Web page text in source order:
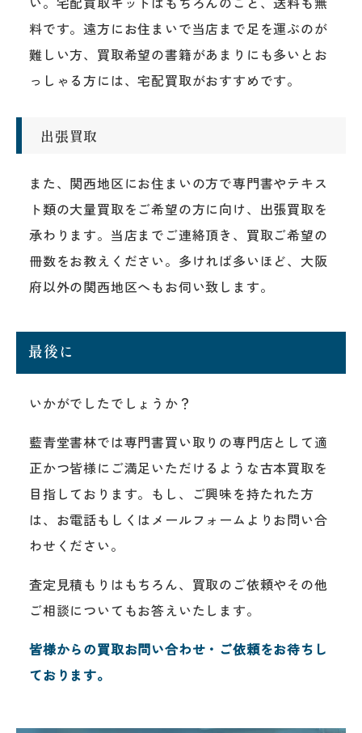
料です。遠方にお住まいで当店まで足を運ぶのが
難しい方、買取希望の書籍があまりにも多いとお
っしゃる方には、宅配買取がおすすめです。
出張買取
また、関西地区にお住まいの方で専門書やテキス
ト類の大量買取をご希望の方に向け、出張買取を
承わります。当店までご連絡頂き、買取ご希望の
冊数をお教えください。多ければ多いほど、大阪
府以外の関西地区へもお伺い致します。
最後に
いかがでしたでしょうか？
藍青堂書林では専門書買い取りの専門店として適
正かつ皆様にご満足いただけるような古本買取を
目指しております。もし、ご興味を持たれた方
は、お電話もしくはメールフォームよりお問い合
わせください。
査定見積もりはもちろん、買取のご依頼やその他
ご相談についてもお答えいたします。
皆様からの買取お問い合わせ・ご依頼をお待ちし
ております。